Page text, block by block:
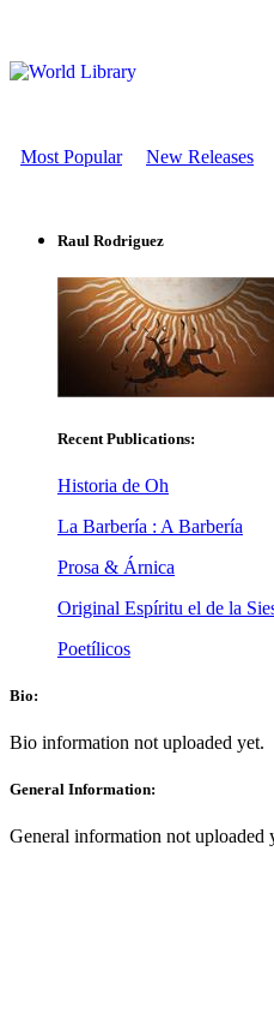
Most Popular New Releases
Raul Rodriguez
Recent Publications:
Historia de Oh
La Barbería : A Barbería
Prosa & Árnica
Original Espíritu el de la
Poetílicos
Bio:
Bio information not uploaded yet.
General Information:
General information not uploaded